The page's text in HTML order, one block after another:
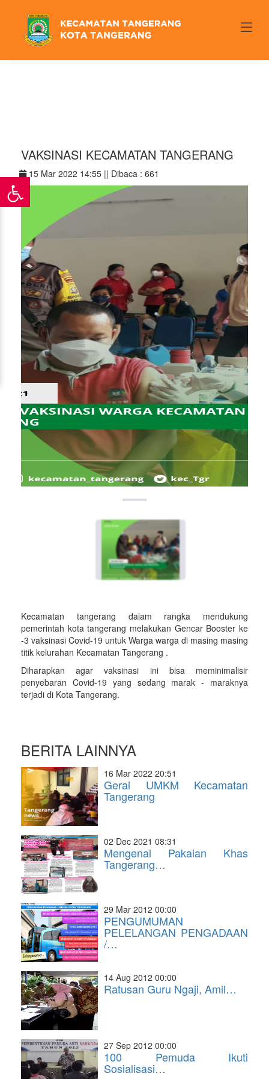
VAKSINASI KECAMATAN TANGERANG
15 Mar 2022 14:55 || Dibaca : 661
Kecamatan tangerang dalam rangka mendukung
pemerintah kota tangerang melakukan Gencar Booster ke
-3 vaksinasi Covid-19 untuk Warga warga di masing masing
titik kelurahan Kecamatan Tangerang .
Diharapkan agar vaksinasi ini bisa meminimalisir
penyebaran Covid-19 yang sedang marak - maraknya
terjadi di Kota Tangerang.
BERITA LAINNYA
16 Mar 2022 20:51
Gerai UMKM Kecamatan
Tangerang
02 Dec 2021 08:31
Mengenal Pakaian Khas
Tangerang…
29 Mar 2012 00:00
PENGUMUMAN
PELELANGAN PENGADAAN
/…
14 Aug 2012 00:00
Ratusan Guru Ngaji, Amil…
27 Sep 2012 00:00
100 Pemuda Ikuti
Sosialisasi…